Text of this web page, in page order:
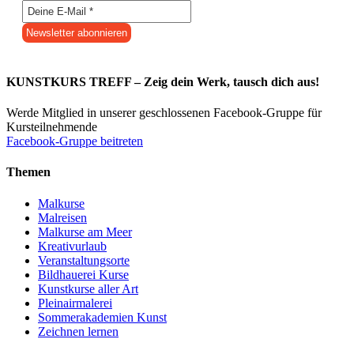
KUNSTKURS TREFF – Zeig dein Werk, tausch dich aus!
Werde Mitglied in unserer geschlossenen Facebook-Gruppe für
Kursteilnehmende
Facebook-Gruppe beitreten
Themen
Malkurse
Malreisen
Malkurse am Meer
Kreativurlaub
Veranstaltungsorte
Bildhauerei Kurse
Kunstkurse aller Art
Pleinairmalerei
Sommerakademien Kunst
Zeichnen lernen